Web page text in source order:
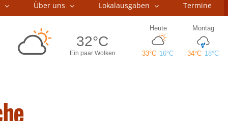
Über uns Lokalausgaben Termine